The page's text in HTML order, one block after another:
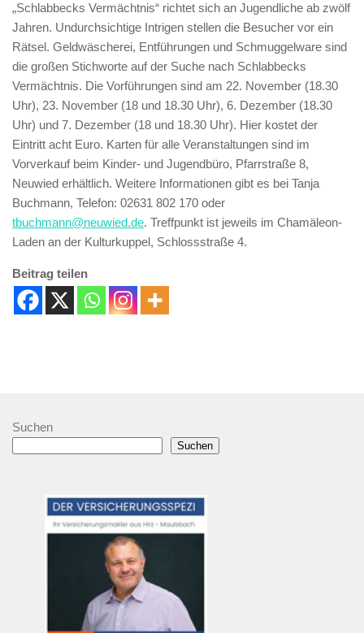
„Schlabbecks Vermächtnis“ richtet sich an Jugendliche ab zwölf
Jahren. Undurchsichtige Intrigen stellen die Besucher vor ein
Rätsel. Geldwäscherei, Entführungen und Schmuggelware sind
die großen Stichworte auf der Suche nach Schlabbecks
Vermächtnis. Die Vorführungen sind am 22. November (18.30
Uhr), 23. November (18 und 18.30 Uhr), 6. Dezember (18.30
Uhr) und 7. Dezember (18 und 18.30 Uhr). Hier kostet der
Eintritt acht Euro. Karten für alle Veranstaltungen sind im
Vorverkauf beim Kinder- und Jugendbüro, Pfarrstraße 8,
Neuwied erhältlich. Weitere Informationen gibt es bei Tanja
Buchmann, Telefon: 02631 802 170 oder
tbuchmann@neuwied.de. Treffpunkt ist jeweils im Chamäleon-
Laden an der Kulturkuppel, Schlossstraße 4.
Beitrag teilen
Suchen
Suchen